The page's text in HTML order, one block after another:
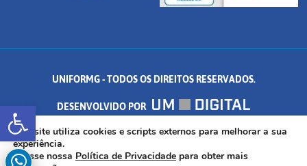
Abrir a barra de ferramentas
UNIFORMG - TODOS OS DIREITOS RESERVADOS.
DESENVOLVIDO POR
AV. DR. ARNALDO DE SENNA, 328 - PALMEIRAS, FORMIGA/MG - CEP:
35.574.530
Este site utiliza cookies e scripts externos para melhorar a sua
experiência.
Acesse nossa Política de Privacidade para obter mais